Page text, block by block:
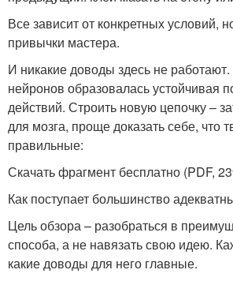
Все зависит от конкретных условий,
привычки мастера.
И никакие доводы здесь не работают.
нейронов образовалась устойчивая
действий. Строить новую цепочку –
для мозга, проще доказать себе, что
правильные:
Скачать фрагмент бесплатно (PDF,
Как поступает большинство
Цель обзора – разобраться в
способа, а не навязать свою идею.
какие доводы для него главные.